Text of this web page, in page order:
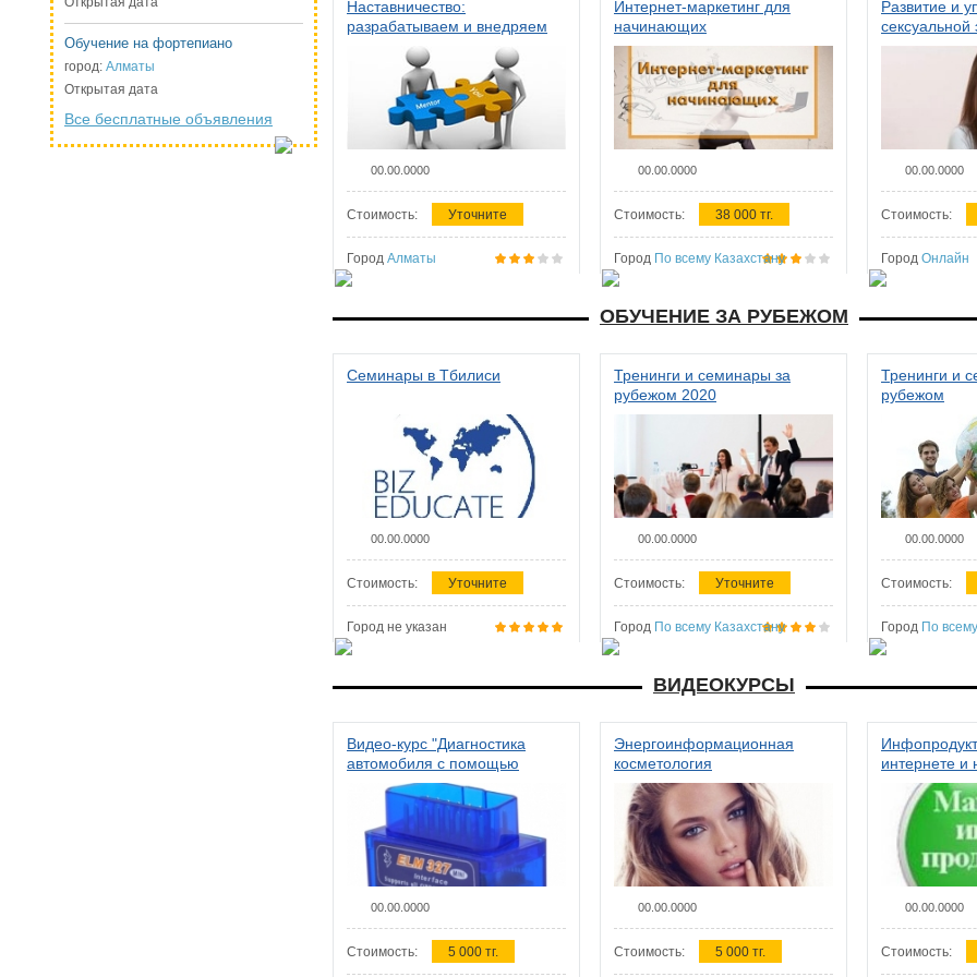
Обучение на фортепиано
город: Алматы
Открытая дата
Все бесплатные объявления
Наставничество:
разрабатываем и внедряем
систему наставничества в
организации
00.00.0000
Стоимость: Уточните
Город Алматы
Интернет-маркетинг для
начинающих
00.00.0000
Стоимость: 38 000 тг.
Город По всему Казахстану
Развитие и
сексуальной
женщин
00.00.0000
Стоимость:
Город Онлайн
ОБУЧЕНИЕ ЗА РУБЕЖОМ
Семинары в Тбилиси
00.00.0000
Стоимость: Уточните
Город не указан
Тренинги и семинары за
рубежом 2020
00.00.0000
Стоимость: Уточните
Город По всему Казахстану
Тренинги и
рубежом
00.00.0000
Стоимость:
Город По
ВИДЕОКУРСЫ
Видео-курс "Диагностика
автомобиля с помощью
сканера ELM 327"
00.00.0000
Стоимость: 5 000 тг.
Энергоинформационная
косметология
00.00.0000
Стоимость: 5 000 тг.
интернете и
00.00.0000
Стоимость: